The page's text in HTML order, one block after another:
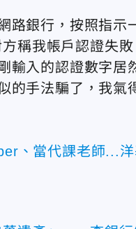
路銀行，按照指
稱我帳戶認證失
輸入的認證數字
的手法騙了，我氣
、當代課老師...